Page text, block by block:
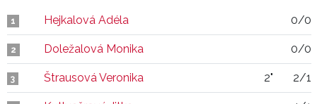
1 Hejkalová Adéla 0/0
2 Doležalová Monika 0/0
3 Štrausová Veronika 2" 2/1